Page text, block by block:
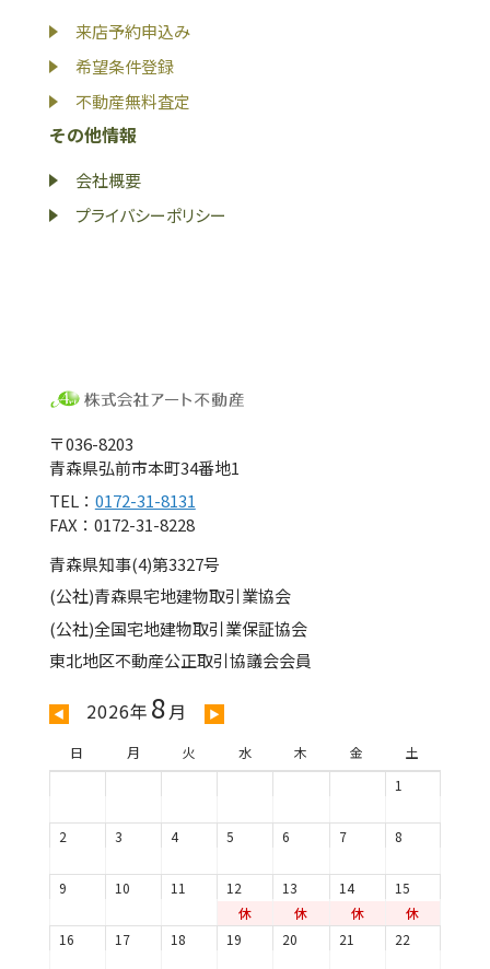
来店予約申込み
希望条件登録
不動産無料査定
その他情報
会社概要
プライバシーポリシー
〒036-8203
青森県弘前市本町34番地1
TEL： 0172-31-8131
FAX：0172-31-8228
青森県知事(4)第3327号
(公社)青森県宅地建物取引業協会
(公社)全国宅地建物取引業保証協会
東北地区不動産公正取引協議会会員
◀ 2026年 8月 ▶
日 月 火 水 木 金
土
1
2 3 4 5 6 7 8
9 10 11
12
休
13
休
14
休
15
休
16
17 18 19 20 21 22